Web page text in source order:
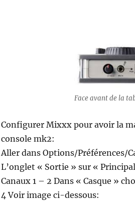
Face avant de la
Configurer Mixxx pour avoir la
console mk2:
Aller dans Options/Préférences/
L’onglet « Sortie » sur «
Canaux 1 – 2 Dans « Casque »
4 Voir image ci-dessous: